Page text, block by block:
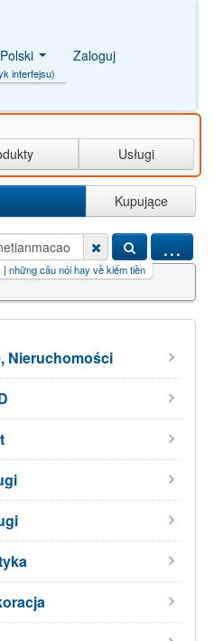
Polski
interfejsu)
Zaloguj
Usługi
Kupujące
...
câu nói hay về kiếm tiền o|la mancha
Nieruchomości